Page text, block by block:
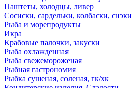
Паштеты, холодцы, ливер
Сосиски, сардельки, колбаски, снэки
Рыба и морепродукты
Икра
Крабовые палочки, закуски
Рыба охлажденная
Рыба свежемороженая
Рыбная гастрономия
Рыбка сушеная, соленая, гк/хк